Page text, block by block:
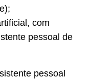
com
pessoal de
pessoal